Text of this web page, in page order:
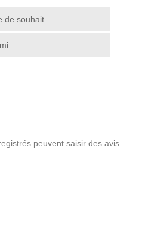
de souhait
peuvent saisir des avis